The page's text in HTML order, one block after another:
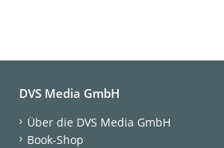
DVS Media GmbH
Über die DVS Media GmbH
Book-Shop